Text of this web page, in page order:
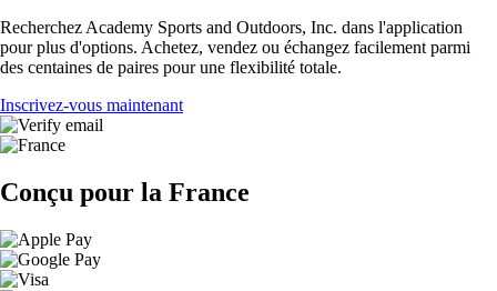
Recherchez Academy Sports and Outdoors, Inc. dans l'application
pour plus d'options. Achetez, vendez ou échangez facilement parmi
des centaines de paires pour une flexibilité totale.
Inscrivez-vous maintenant
Conçu pour la France